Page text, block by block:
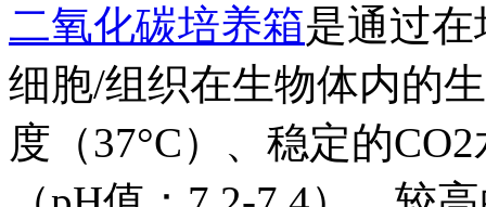
二氧化碳培养箱是通过
细胞/组织在生物体内的
度（37°C）、稳定的